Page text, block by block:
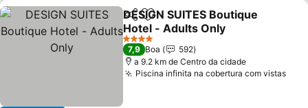
PartilharAdicionar aos favoritos
DESIGN SUITES Boutique
Hotel - Adults Only
Ver preços
4 Estrelas
7,9 Boa
592
a 9.2 km de Centro da cidade
Piscina infinita na cobertura com vistasVer